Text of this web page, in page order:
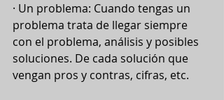
· Un problema: Cuando tengas un
problema trata de llegar siempre
con el problema, análisis y posibles
soluciones. De cada solución que
vengan pros y contras, cifras, etc.